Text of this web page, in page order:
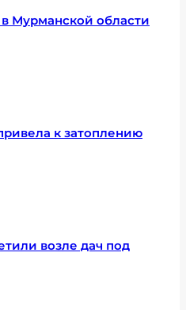
Мурманской области
к затоплению
возле дач под